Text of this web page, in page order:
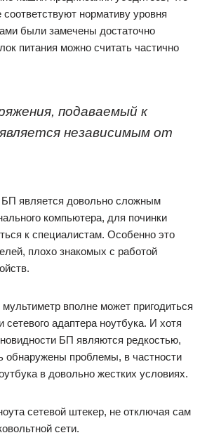
нормативу уровня
были замечены достаточно
питания можно считать частично
подаваемый к
независимым от
БП является довольно сложным
компьютера, для починки
к специалистам. Особенно это
плохо знакомых с работой
вполне может пригодиться
сетевого адаптера ноутбука. И хотя
БП являются редкостью,
обнаружены проблемы, в частности
в довольно жестких условиях.
сетевой штекер, не отключая сам
сети.